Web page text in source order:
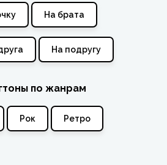
На брата
На подругу
по жанрам
Рок Ретро